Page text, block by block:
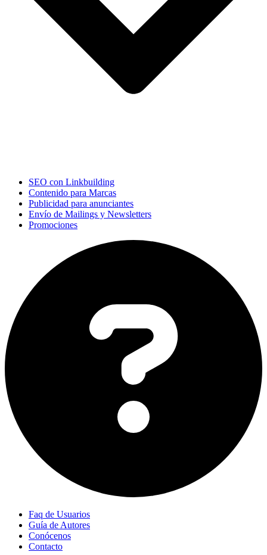
SEO con Linkbuilding
Contenido para Marcas
Publicidad para anunciantes
Envío de Mailings y Newsletters
Promociones
Faq de Usuarios
Guía de Autores
Conócenos
Contacto